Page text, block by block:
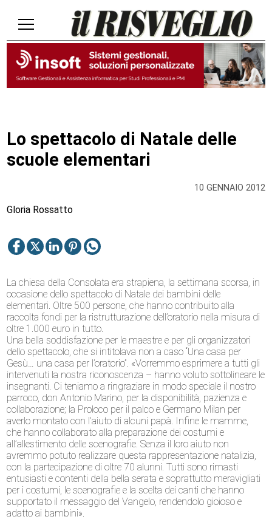
10 GENNAIO 2012
Lo spettacolo di Natale delle
scuole elementari
Gloria Rossatto
La chiesa della Consolata era strapiena, la settimana scorsa, in
occasione dello spettacolo di Natale dei bambini delle
elementari. Oltre 500 persone, che hanno contribuito alla
raccolta fondi per la ristrutturazione dell’oratorio nella misura di
oltre 1.000 euro in tutto.
Una bella soddisfazione per le maestre e per gli organizzatori
dello spettacolo, che si intitolava non a caso “Una casa per
Gesù… una casa per l’oratorio”. «Vorremmo esprimere a tutti gli
intervenuti la nostra riconoscenza – hanno voluto sottolineare le
insegnanti. Ci teniamo a ringraziare in modo speciale il nostro
parroco, don Antonio Marino, per la disponibilità, pazienza e
collaborazione; la Proloco per il palco e Germano Milan per
averlo montato con l’aiuto di alcuni papà. Infine le mamme,
che hanno collaborato alla preparazione dei costumi e
all’allestimento delle scenografie. Senza il loro aiuto non
avremmo potuto realizzare questa rappresentazione natalizia,
con la partecipazione di oltre 70 alunni. Tutti sono rimasti
entusiasti e contenti della bella serata e soprattutto meravigliati
per i costumi, le scenografie e la scelta dei canti che hanno
supportato il messaggio del Vangelo, rendendolo gioioso e
adatto ai bambini».